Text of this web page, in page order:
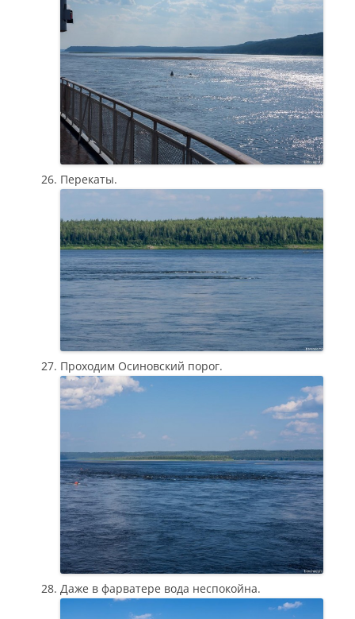
Перекаты.
Проходим Осиновский порог.
Даже в фарватере вода неспокойна.